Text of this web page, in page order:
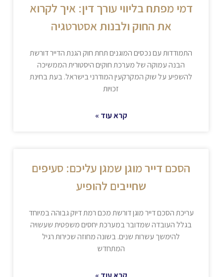
דמי מפתח בליווי עורך דין: איך לקרוא
את החוק ולבנות אסטרטגיה
התמודדות עם נכסים המוגנים תחת חוק הגנת הדייר דורשת
הבנה עמוקה של מערכת חוקים היסטורית הממשיכה
להשפיע על שוק המקרקעין המודרני בישראל. בעת בחינת
זכויות
קרא עוד »
הסכם דייר מוגן שמגן עליכם: סעיפים
שחייבים להופיע
עריכת הסכם דייר מוגן דורשת מכם רמת דיוק גבוהה במיוחד
בגלל העובדה שמדובר במערכת יחסים משפטית שעשויה
להימשך עשרות שנים. בשונה מחוזה שכירות רגיל
המתחדש